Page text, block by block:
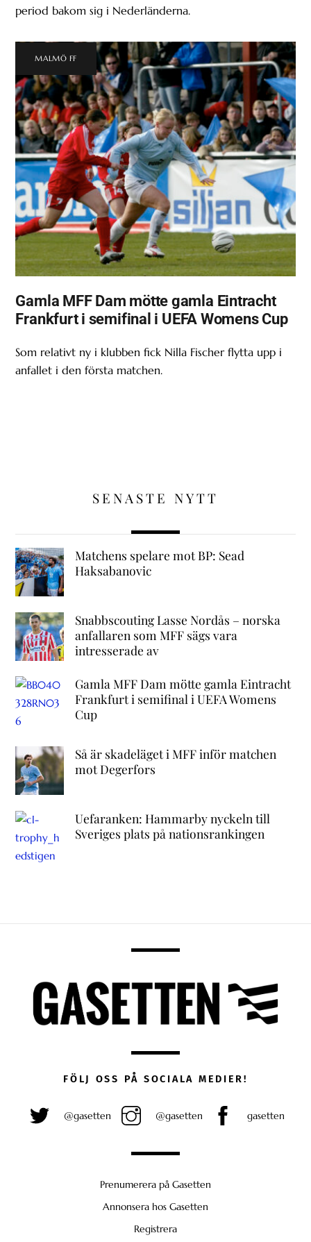
period bakom sig i Nederländerna.
MALMÖ FF
Gamla MFF Dam mötte gamla Eintracht
Frankfurt i semifinal i UEFA Womens Cup
Som relativt ny i klubben fick Nilla Fischer flytta upp i
anfallet i den första matchen.
SENASTE NYTT
Matchens spelare mot BP: Sead
Haksabanovic
Snabbscouting Lasse Nordås – norska
anfallaren som MFF sägs vara
intresserade av
Gamla MFF Dam mötte gamla Eintracht
Frankfurt i semifinal i UEFA Womens
Cup
Så är skadeläget i MFF inför matchen
mot Degerfors
Uefaranken: Hammarby nyckeln till
Sveriges plats på nationsrankingen
FÖLJ OSS PÅ SOCIALA MEDIER!
@gasetten @gasetten gasetten
Prenumerera på Gasetten
Annonsera hos Gasetten
Registrera